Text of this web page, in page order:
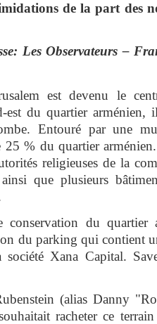
de la part des
Les Observateurs –
est devenu le
est du quartier arménien,
Entouré par une
25 % du quartier
religieuses de la
que plusieurs
du quartier
du parking qui contient
Xana Capital.
(alias Danny
racheter ce